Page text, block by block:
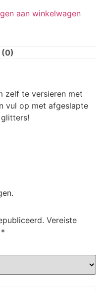
aan winkelwagen
(0)
zelf te versieren met
vul op met afgeslapte
Vereiste
*